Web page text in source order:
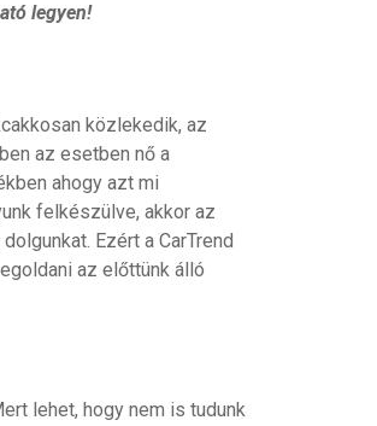
legyen!
közlekedik, az
az esetben nő a
ahogy azt mi
felkészülve, akkor az
Ezért a CarTrend
az előttünk álló
lehet, hogy nem is tudunk